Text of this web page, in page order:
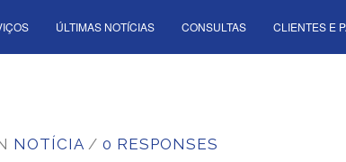
ÚLTIMAS NOTÍCIAS CONSULTAS CLIENTES E
NOTÍCIA / 0 RESPONSES